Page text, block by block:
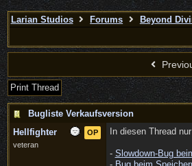
Larian Studios Forums Beyond
Print Thread
Bugliste Verkaufsversion
OP
Hellfighter
veteran
In diesen Thread
- Slowdown-Bug